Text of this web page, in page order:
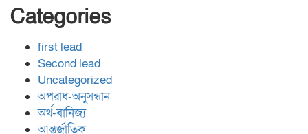
Categories
first lead
Second lead
Uncategorized
অপরাধ-অনুসন্ধান
অর্থ-বানিজ্য
আন্তর্জাতিক